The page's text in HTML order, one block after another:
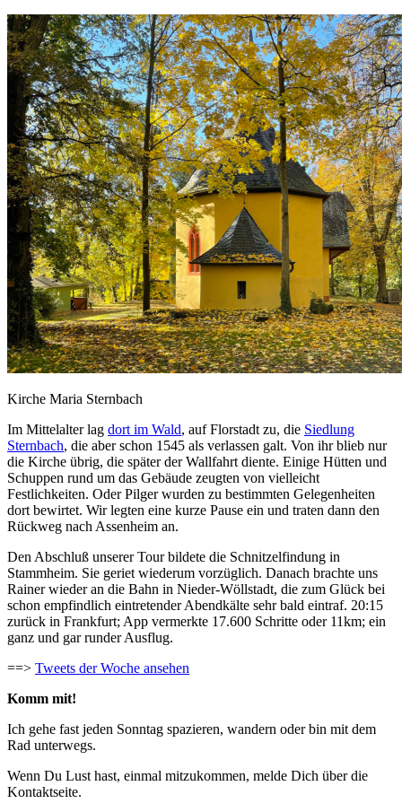
Kirche Maria Sternbach
Im Mittelalter lag dort im Wald, auf Florstadt zu, die Siedlung
Sternbach, die aber schon 1545 als verlassen galt. Von ihr blieb nur
die Kirche übrig, die später der Wallfahrt diente. Einige Hütten und
Schuppen rund um das Gebäude zeugten von vielleicht
Festlichkeiten. Oder Pilger wurden zu bestimmten Gelegenheiten
dort bewirtet. Wir legten eine kurze Pause ein und traten dann den
Rückweg nach Assenheim an.
Den Abschluß unserer Tour bildete die Schnitzelfindung in
Stammheim. Sie geriet wiederum vorzüglich. Danach brachte uns
Rainer wieder an die Bahn in Nieder-Wöllstadt, die zum Glück bei
schon empfindlich eintretender Abendkälte sehr bald eintraf. 20:15
zurück in Frankfurt; App vermerkte 17.600 Schritte oder 11km; ein
ganz und gar runder Ausflug.
==> Tweets der Woche ansehen
Komm mit!
Ich gehe fast jeden Sonntag spazieren, wandern oder bin mit dem
Rad unterwegs.
Wenn Du Lust hast, einmal mitzukommen, melde Dich über die
Kontaktseite.